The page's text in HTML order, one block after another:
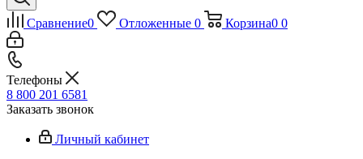
Сравнение0 Отложенные 0 Корзина0 0
Телефоны
8 800 201 6581
Заказать звонок
Личный кабинет